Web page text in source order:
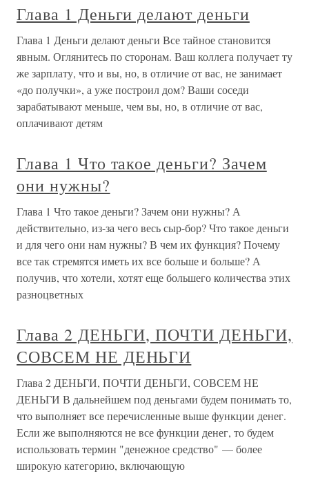
Глава 1 Деньги делают деньги
Глава 1 Деньги делают деньги Все тайное становится
явным. Оглянитесь по сторонам. Ваш коллега получает ту
же зарплату, что и вы, но, в отличие от вас, не занимает
«до получки», а уже построил дом? Ваши соседи
зарабатывают меньше, чем вы, но, в отличие от вас,
оплачивают детям
Глава 1 Что такое деньги? Зачем
они нужны?
Глава 1 Что такое деньги? Зачем они нужны? А
действительно, из-за чего весь сыр-бор? Что такое деньги
и для чего они нам нужны? В чем их функция? Почему
все так стремятся иметь их все больше и больше? А
получив, что хотели, хотят еще большего количества этих
разноцветных
Глава 2 ДЕНЬГИ, ПОЧТИ ДЕНЬГИ,
СОВСЕМ НЕ ДЕНЬГИ
Глава 2 ДЕНЬГИ, ПОЧТИ ДЕНЬГИ, СОВСЕМ НЕ
ДЕНЬГИ В дальнейшем под деньгами будем понимать то,
что выполняет все перечисленные выше функции денег.
Если же выполняются не все функции денег, то будем
использовать термин "денежное средство" — более
широкую категорию, включающую